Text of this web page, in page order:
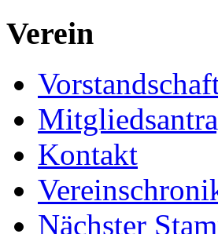
Verein
Kontakt
Nächster